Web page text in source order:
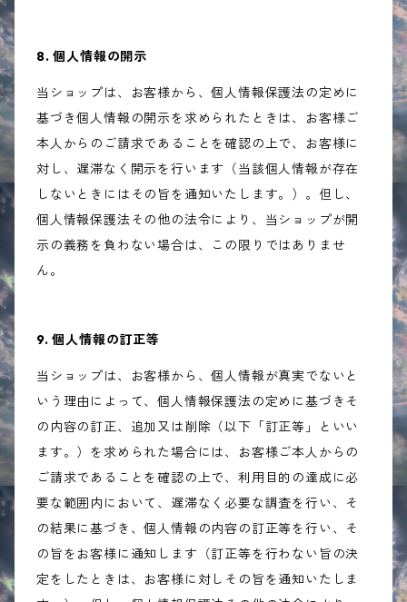
8. 個人情報の開示
当ショップは、お客様から、個人情報保護法の定めに
基づき個人情報の開示を求められたときは、お客様ご
本人からのご請求であることを確認の上で、お客様に
対し、遅滞なく開示を行います（当該個人情報が存在
しないときにはその旨を通知いたします。）。但し、
個人情報保護法その他の法令により、当ショップが開
示の義務を負わない場合は、この限りではありませ
ん。
9. 個人情報の訂正等
当ショップは、お客様から、個人情報が真実でないと
いう理由によって、個人情報保護法の定めに基づきそ
の内容の訂正、追加又は削除（以下「訂正等」といい
ます。）を求められた場合には、お客様ご本人からの
ご請求であることを確認の上で、利用目的の達成に必
要な範囲内において、遅滞なく必要な調査を行い、そ
の結果に基づき、個人情報の内容の訂正等を行い、そ
の旨をお客様に通知します（訂正等を行わない旨の決
定をしたときは、お客様に対しその旨を通知いたしま